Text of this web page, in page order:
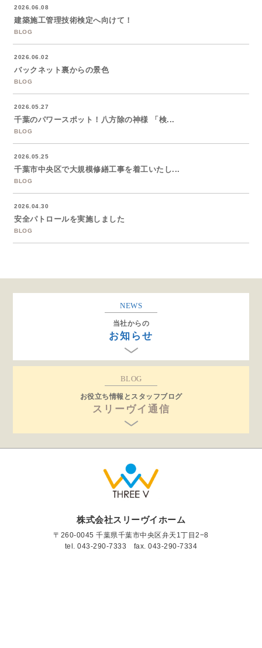
2026.06.08
建築施工管理技術検定へ向けて！
BLOG
2026.06.02
バックネット裏からの景色
BLOG
2026.05.27
千葉のパワースポット！八方除の神様 「検...
BLOG
2026.05.25
千葉市中央区で大規模修繕工事を着工いたし...
BLOG
2026.04.30
安全パトロールを実施しました
BLOG
NEWS
当社からの
お知らせ
BLOG
お役立ち情報とスタッフブログ
スリーヴイ通信
株式会社スリーヴイホーム
〒260-0045 千葉県千葉市中央区弁天1丁目2−8
tel.043-290-7333 fax. 043-290-7334